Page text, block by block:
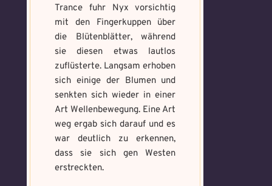
Trance fuhr Nyx vorsichtig
mit den Fingerkuppen über
die Blütenblätter, während
sie diesen etwas lautlos
zuflüsterte. Langsam erhoben
sich einige der Blumen und
senkten sich wieder in einer
Art Wellenbewegung. Eine Art
weg ergab sich darauf und es
war deutlich zu erkennen,
dass sie sich gen Westen
erstreckten.